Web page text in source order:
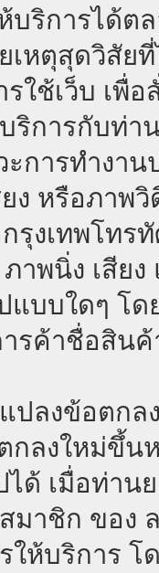
ริการได้ต
เหตุสุดวิสัย
ใช้เว็บ เพื่
ริการกับท่
การทำงา
ง หรือภาพ
งเทพโทร
าพนิ่ง เสีย
แบบใดๆ โ
รค้าชื่อสิน
ปลงข้อตกล
กลงใหม่ขึ้น
ได้ เมื่อท่า
มาชิก ของ
ให้บริการ